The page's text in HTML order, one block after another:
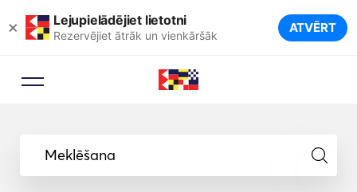
× Lejupielādējiet lietotni
Rezervējiet ātrāk un vienkāršāk ATVĒRT
Meklēšana